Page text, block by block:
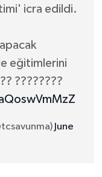
icra edildi.
eğitimlerini
????????
June